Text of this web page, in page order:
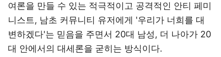
여론을 만들 수 있는 적극적이고 공격적인 안티 페미
니스트, 남초 커뮤니티 유저에게 '우리가 너희를 대
변하겠다'는 믿음을 주면서 20대 남성, 더 나아가 20
대 안에서의 대세론을 굳히는 방식이다.